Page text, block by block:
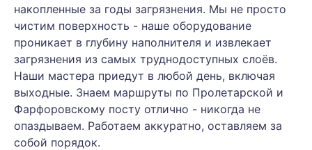
накопленные за годы загрязнения. Мы не просто
чистим поверхность - наше оборудование
проникает в глубину наполнителя и извлекает
загрязнения из самых труднодоступных слоёв.
Наши мастера приедут в любой день, включая
выходные. Знаем маршруты по Пролетарской и
Фарфоровскому посту отлично - никогда не
опаздываем. Работаем аккуратно, оставляем за
собой порядок.